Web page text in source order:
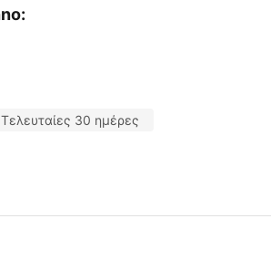
Τελευταίες 30 ημέρες